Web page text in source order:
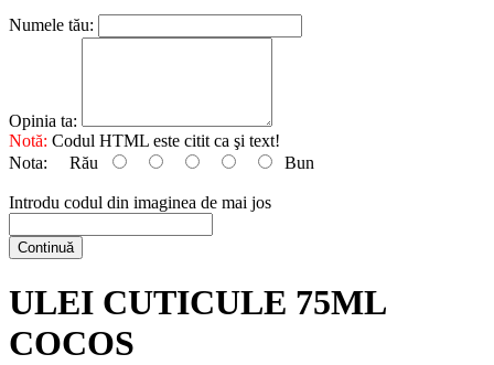
Numele tău:
Opinia ta:
Notă: Codul HTML este citit ca şi text!
Nota: Rău Bun
Introdu codul din imaginea de mai jos
Continuă
ULEI CUTICULE 75ML
COCOS